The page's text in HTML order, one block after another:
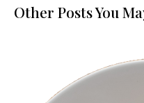
Other Posts You